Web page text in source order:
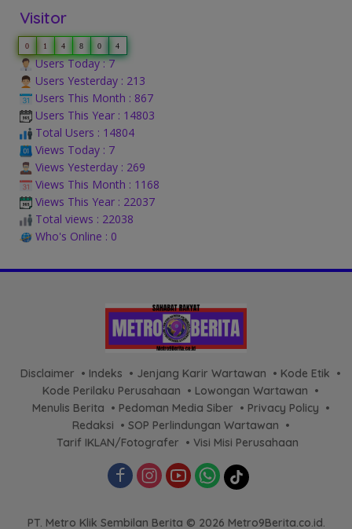
Visitor
0 1 4 8 0 4
Users Today : 7
Users Yesterday : 213
Users This Month : 867
Users This Year : 14803
Total Users : 14804
Views Today : 7
Views Yesterday : 269
Views This Month : 1168
Views This Year : 22037
Total views : 22038
Who's Online : 0
Disclaimer Indeks Jenjang Karir Wartawan
Kode Etik
Kode Perilaku Perusahaan
Lowongan Wartawan
Menulis Berita
Pedoman Media Siber
Privacy Policy
Redaksi
SOP Perlindungan Wartawan
Tarif IKLAN/Fotografer
Visi Misi Perusahaan
PT. Metro Klik Sembilan Berita © 2026 Metro9Berita.co.id.